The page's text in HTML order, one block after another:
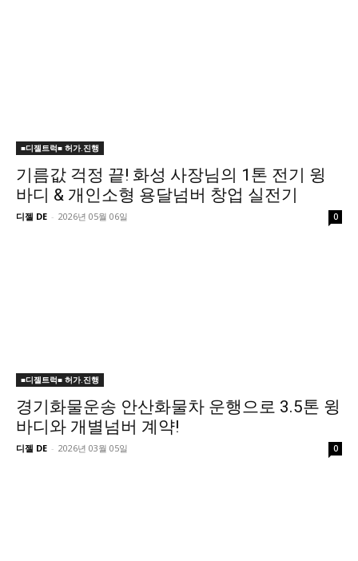
■디젤트럭■ 허가.진행
기름값 걱정 끝! 화성 사장님의 1톤 전기 윙
바디 & 개인소형 용달넘버 창업 실전기
디젤 DE - 2026년 05월 06일 0
■디젤트럭■ 허가.진행
경기화물운송 안산화물차 운행으로 3.5톤 윙
바디와 개별넘버 계약!
디젤 DE - 2026년 03월 05일 0